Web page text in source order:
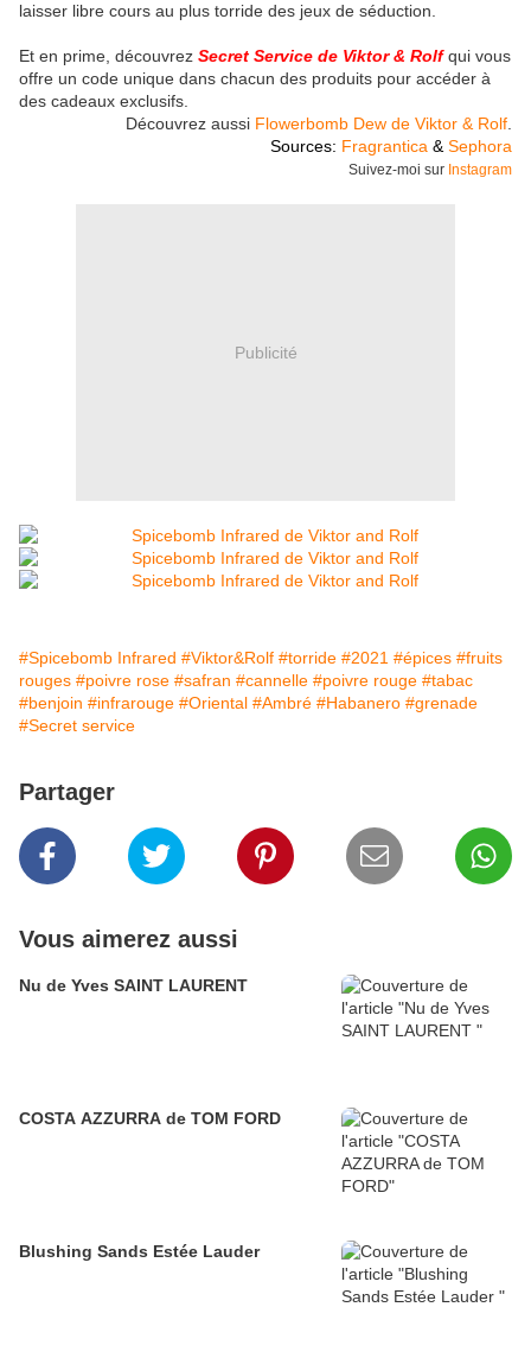
laisser libre cours au plus torride des jeux de séduction.
Et en prime, découvrez Secret Service de Viktor & Rolfqui vous
offre un code unique dans chacun des produits pour accéder à
des cadeaux exclusifs.
Découvrez aussi Flowerbomb Dew de Viktor & Rolf
Sources: Fragrantica & Sephora
Suivez-moi sur Instagram
Publicité
#Spicebomb Infrared #Viktor&Rolf #torride #2021 #épices #fruits
rouges #poivre rose #safran #cannelle #poivre rouge #tabac
#benjoin #infrarouge #Oriental #Ambré #Habanero #grenade
#Secret service
Partager
Vous aimerez aussi
Nu de Yves SAINT LAURENT
COSTA AZZURRA de TOM FORD
Blushing Sands Estée Lauder